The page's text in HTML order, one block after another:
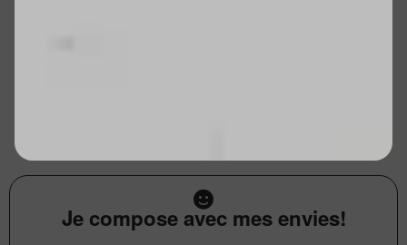
Je compose avec mes envies!